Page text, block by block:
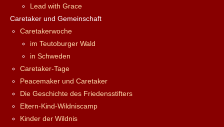
Lead with Grace
Caretaker und Gemeinschaft
Caretakerwoche
im Teutoburger Wald
in Schweden
Caretaker-Tage
Peacemaker und Caretaker
Die Geschichte des Friedensstifters
Eltern-Kind-Wildniscamp
Kinder der Wildnis